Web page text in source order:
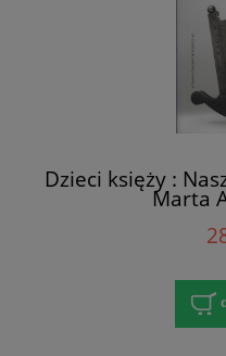
Dzieci księży :
Marta